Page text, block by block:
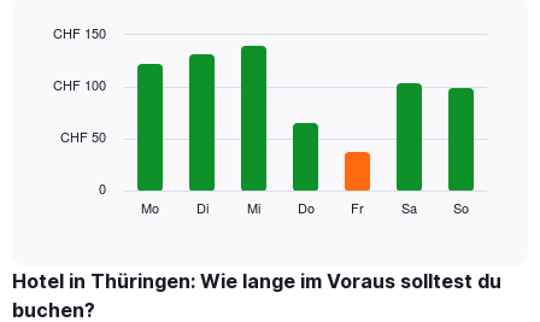
Diagramm
die
Monate
hat
1
chart
bars.
den
durchschnittlichen
Mo Di Mi Do Fr Sa So
0
CHF 50
CHF 100
CHF 150
Hotel in Thüringen: Wie lange im Voraus solltest du
buchen?